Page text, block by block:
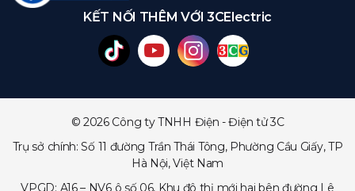
KẾT NỐI THÊM VỚI 3CElectric
© 2026 Công ty TNHH Điện - Điện tử 3C
Trụ sở chính: Số 11 đường Trần Thái Tông, Phường Cầu Giấy, TP
Hà Nội, Việt Nam
VPGD: A16 – NV6 ô số 06, Khu đô thị mới hai bên đường Lê